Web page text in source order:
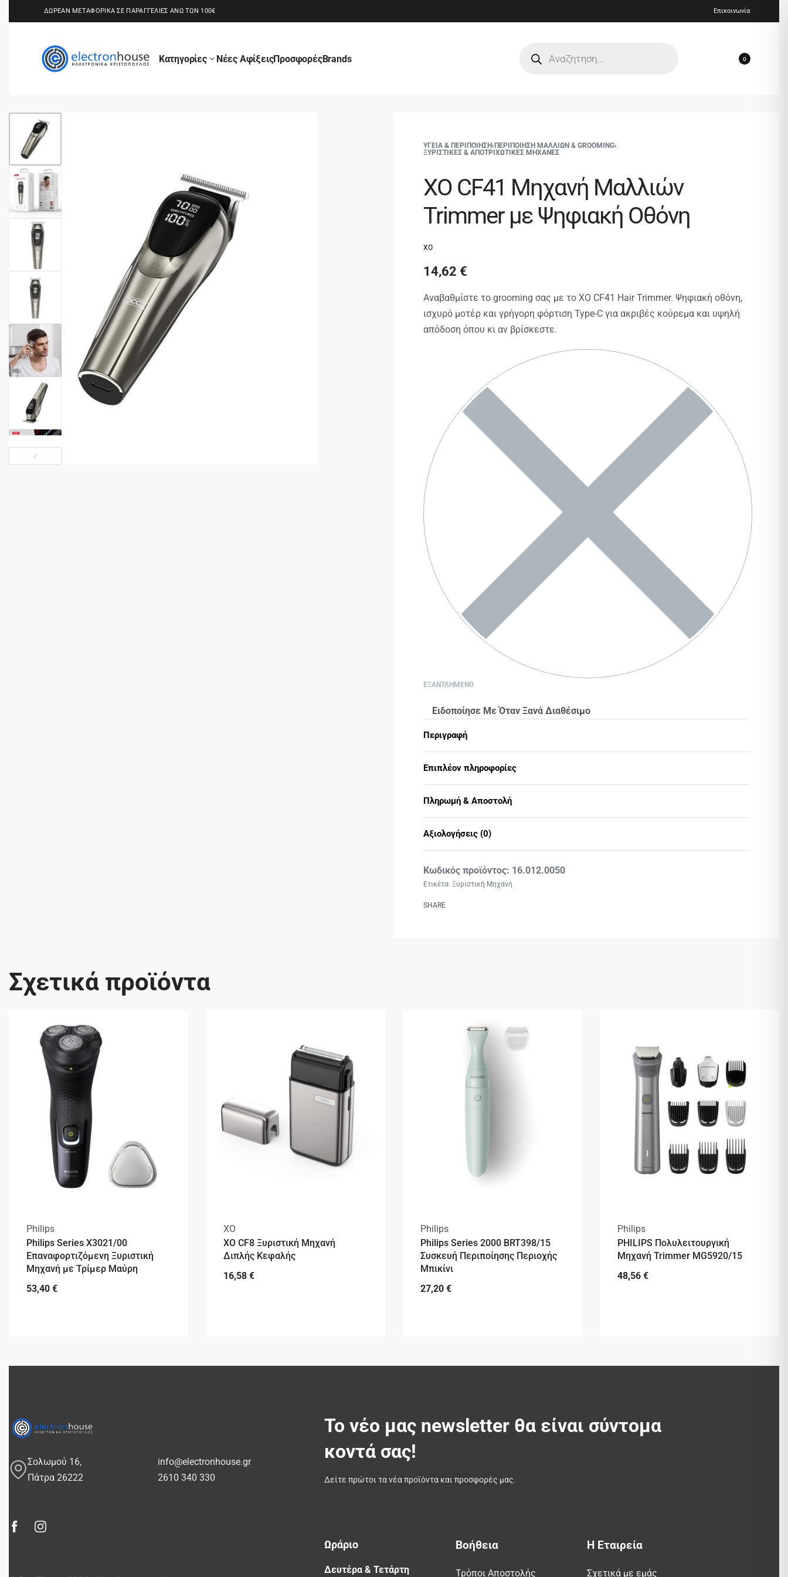
ΔΩΡΕΑΝ ΜΕΤΑΦΟΡΙΚΑ ΣΕ ΠΑΡΑΓΓΕΛΙΕΣ ΑΝΩ ΤΩΝ 100€ Επικοινωνία
Κατηγορίες Νέες ΑφίξειςΠροσφορέςBrands 0
ΥΓΕΙΑ & ΠΕΡΙΠΟΙΗΣΗ› ΠΕΡΙΠΟΙΗΣΗ ΜΑΛΛΙΩΝ & GROOMING›
ΞΥΡΙΣΤΙΚΕΣ & ΑΠΟΤΡΙΧΩΤΙΚΕΣ ΜΗΧΑΝΕΣ
XO CF41 Μηχανή Μαλλιών
Trimmer με Ψηφιακή Οθόνη
XO
14,62 €
Αναβαθμίστε το grooming σας με το XO CF41 Hair Trimmer. Ψηφιακή οθόνη,
ισχυρό μοτέρ και γρήγορη φόρτιση Type-C για ακριβές κούρεμα και υψηλή
απόδοση όπου κι αν βρίσκεστε.
ΕΞΑΝΤΛΗΜΕΝΟ
Ειδοποίησε Με Όταν Ξανά Διαθέσιμο
Περιγραφή
Επιπλέον πληροφορίες
Πληρωμή & Αποστολή
Αξιολογήσεις (0)
16.012.0050
Ετικέτα: Ξυριστική Μηχανή
SHARE
Σχετικά προϊόντα
Philips
Philips Series X3021/00
Επαναφορτιζόμενη Ξυριστική
Μηχανή με Τρίμερ Μαύρη
53,40 €
XO
XO CF8 Ξυριστική Μηχανή
Διπλής Κεφαλής
16,58 €
Philips
Philips Series 2000 BRT398/15
Συσκευή Περιποίησης Περιοχής
Μπικίνι
27,20 €
Philips
PHILIPS Πολυλειτουργική
Μηχανή Trimmer MG5920/15
48,56 €
Σολωμού 16,
Πάτρα 26222
info@electronhouse.gr
2610 340 330
Το νέο μας newsletter θα είναι σύντομα
κοντά σας!
Δείτε πρώτοι τα νέα προϊόντα και προσφορές μας.
Ωράριο
Δευτέρα & Τετάρτη
Βοήθεια
Τρόποι Αποστολής
Η Εταιρεία
Σχετικά με εμάς